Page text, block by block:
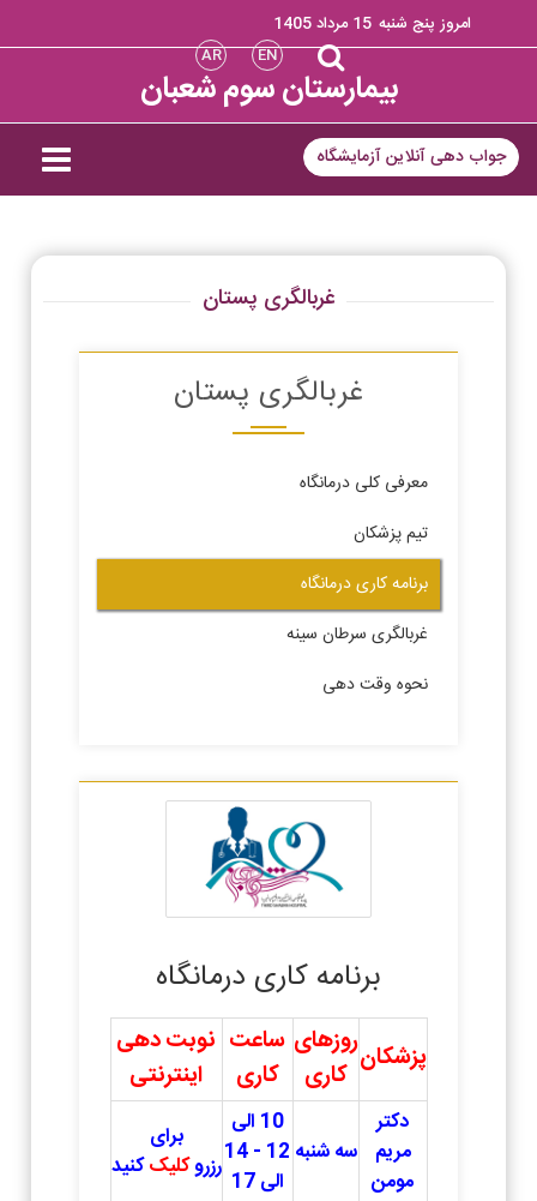
امروز پنج شنبه 15 مرداد 1405
EN
AR
بیمارستان سوم شعبان
جواب دهی آنلاین آزمایشگاه
غربالگری پستان
غربالگری پستان
معرفی کلی درمانگاه
تیم پزشکان
برنامه کاری درمانگاه
غربالگری سرطان سینه
نحوه وقت دهی
برنامه کاری درمانگاه
پزشکانروزهای
کاری
ساعت
کاری
نوبت دهی
اینترنتی
دکتر
مریم
مومن
سه شنبه
10 الی
12 - 14
الی 17
برای
رزروکلیککنید